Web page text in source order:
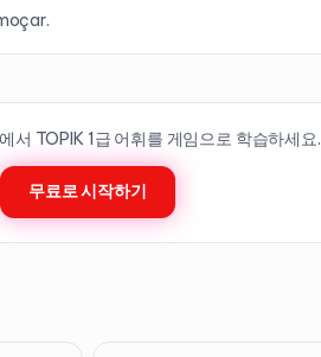
서 TOPIK 1급 어휘를 게임으로 학습하세요.
무료로 시작하기